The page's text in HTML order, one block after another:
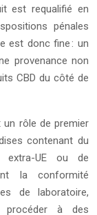
est requalifié en
pénales
est donc fine : un
provenance non
CBD du côté de
un rôle de premier
contenant du
extra-UE ou de
la conformité
de laboratoire,
procéder à des